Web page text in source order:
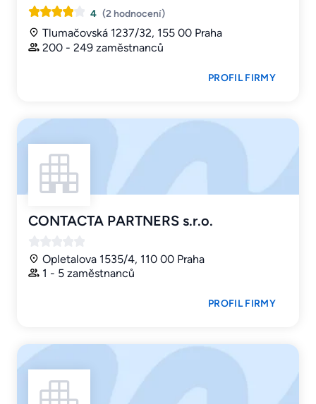
4 (2 hodnocení)
Tlumačovská 1237/32, 155 00 Praha
200 - 249 zaměstnanců
PROFIL FIRMY
CONTACTA PARTNERS s.r.o.
Opletalova 1535/4, 110 00 Praha
1 - 5 zaměstnanců
PROFIL FIRMY